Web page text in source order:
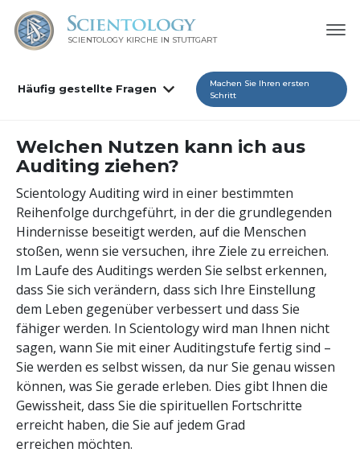
SCIENTOLOGY KIRCHE IN STUTTGART
Häufig gestellte Fragen
Machen Sie Ihren ersten
Schritt
Welchen Nutzen kann ich aus
Auditing ziehen?
Scientology Auditing wird in einer bestimmten
Reihenfolge durchgeführt, in der die grundlegenden
Hindernisse beseitigt werden, auf die Menschen
stoßen, wenn sie versuchen, ihre Ziele zu erreichen.
Im Laufe des Auditings werden Sie selbst erkennen,
dass Sie sich verändern, dass sich Ihre Einstellung
dem Leben gegenüber verbessert und dass Sie
fähiger werden. In Scientology wird man Ihnen nicht
sagen, wann Sie mit einer Auditingstufe fertig sind –
Sie werden es selbst wissen, da nur Sie genau wissen
können, was Sie gerade erleben. Dies gibt Ihnen die
Gewissheit, dass Sie die spirituellen Fortschritte
erreicht haben, die Sie auf jedem Grad
erreichen möchten.